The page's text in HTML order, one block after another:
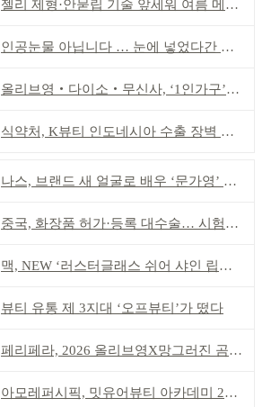
젤리 제형·안묻립 기술 앞세워 여름 메이크업 시장 공략
인공눈물 아닙니다 … 눈에 넣었다간 각막 손상
올리브영‧다이소‧무신사, ‘1인가구’가 이끈다
식약처, K뷰티 인도네시아 수출 장벽 완화 성과
나스, 브랜드 새 얼굴로 배우 ‘문가영’ 발탁
중국, 화장품 허가·등록 대수술… 시험자료 공용 허용
맥, NEW ‘러스터글래스 쉬어 샤인 립스틱’ 출시
뷰티 유통 제 3지대 ‘오프뷰티’가 떴다
페리페라, 2026 올리브영X망그러진 곰 콜라보
아모레퍼시픽, 밋유어뷰티 아카데미 2기 발대식